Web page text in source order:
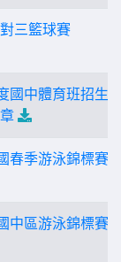
三籃球賽
國中體育班招生
春季游泳錦標賽
中區游泳錦標賽